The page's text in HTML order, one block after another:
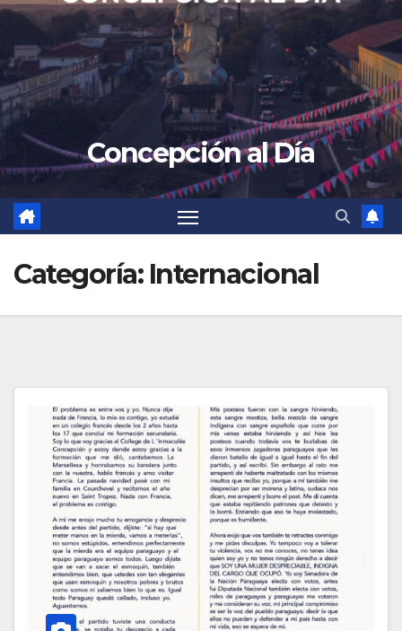
Concepción al Día
Categoría: Internacional